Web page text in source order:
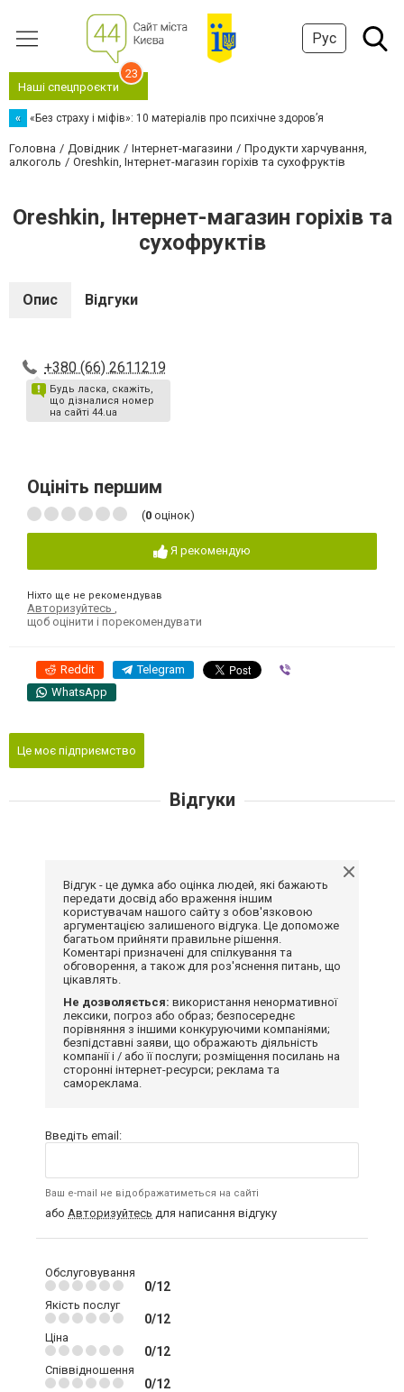
Рус
Наші спецпроєкти
23
« «Без страху і міфів»: 10 матеріалів про психічне здоров’я
Головна Довідник Інтернет-магазини
Продукти харчування,
алкоголь
Oreshkin, Інтернет-магазин горіхів та сухофруктів
Oreshkin, Інтернет-магазин горіхів та
сухофруктів
Опис Відгуки
+380 (66) 2611219
Будь ласка, скажіть,
що дізналися номер
на сайті 44.ua
Оцініть першим
(0 оцінок)
Я рекомендую
Ніхто ще не рекомендував
Авторизуйтесь
щоб оцінити і порекомендувати
Reddit Telegram
WhatsApp
Це моє підприємство
Відгуки
Відгук - це думка або оцінка людей, які бажають
передати досвід або враження іншим
користувачам нашого сайту з обов'язковою
аргументацією залишеного відгука. Це допоможе
багатьом прийняти правильне рішення.
Коментарі призначені для спілкування та
обговорення, а також для роз'яснення питань, що
цікавлять.
Не дозволяється: використання ненормативної
лексики, погроз або образ; безпосереднє
порівняння з іншими конкуруючими компаніями;
безпідставні заяви, що ображають діяльність
компанії і / або її послуги; розміщення посилань на
сторонні інтернет-ресурси; реклама та
самореклама.
Введіть email:
Ваш e-mail не відображатиметься на сайті
або Авторизуйтесь для написання відгуку
Обслуговування
0/12
Якість послуг
0/12
Ціна
0/12
Співвідношення
0/12